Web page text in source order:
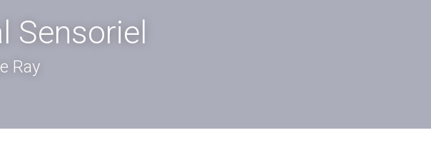
Sensoriel
Ray